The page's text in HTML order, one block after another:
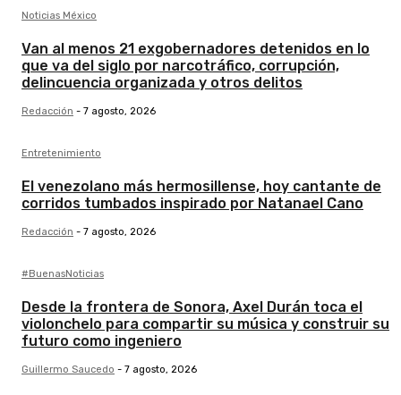
Noticias México
Van al menos 21 exgobernadores detenidos en lo
que va del siglo por narcotráfico, corrupción,
delincuencia organizada y otros delitos
Redacción - 7 agosto, 2026
Entretenimiento
El venezolano más hermosillense, hoy cantante de
corridos tumbados inspirado por Natanael Cano
Redacción - 7 agosto, 2026
#BuenasNoticias
Desde la frontera de Sonora, Axel Durán toca el
violonchelo para compartir su música y construir su
futuro como ingeniero
Guillermo Saucedo - 7 agosto, 2026